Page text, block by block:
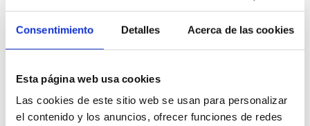
Consentimiento Detalles Acerca de las cookies
Esta página web usa cookies
Las cookies de este sitio web se usan para personalizar
el contenido y los anuncios, ofrecer funciones de redes
Le Conseil européen des confréries est une organisation à but
ses 130 confréries : l’Espagne, la France, le Portugal, l’Italie, la
de Macao.